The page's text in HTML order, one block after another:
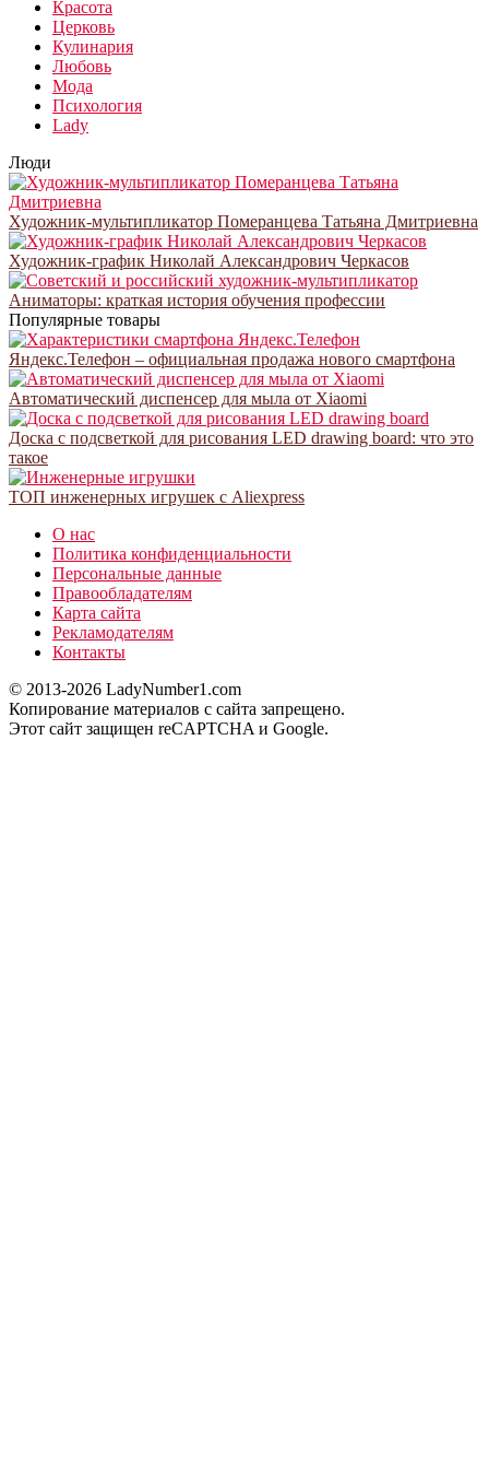
Красота
Церковь
Кулинария
Любовь
Мода
Психология
Lady
Люди
Художник-мультипликатор Померанцева Татьяна Дмитриевна
Художник-график Николай Александрович Черкасов
Аниматоры: краткая история обучения профессии
Популярные товары
Яндекс.Телефон – официальная продажа нового смартфона
Автоматический диспенсер для мыла от Xiaomi
Доска с подсветкой для рисования LED drawing board: что это
такое
ТОП инженерных игрушек с Aliexpress
О нас
Политика конфиденциальности
Персональные данные
Правообладателям
Карта сайта
Рекламодателям
Контакты
© 2013-2026 LadyNumber1.com
Копирование материалов c сайта запрещено.
Этот сайт защищен reCAPTCHA и Google.